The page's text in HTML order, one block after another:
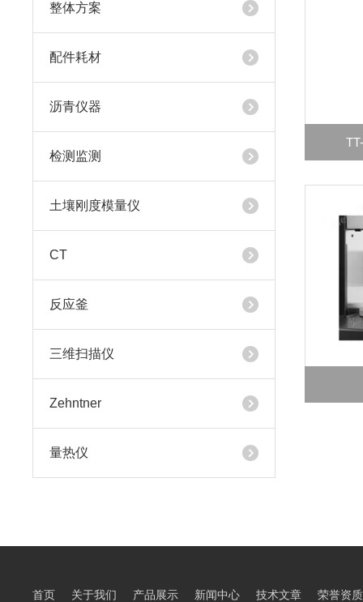
整体方案
配件耗材
沥青仪器
检测监测
土壤刚度模量仪
CT
反应釜
三维扫描仪
Zehntner
量热仪
首页 关于我们 产品展示 新闻中心 技术文章 荣誉资质